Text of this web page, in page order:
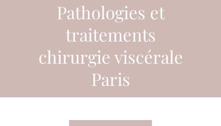
Pathologies et
traitements
chirurgie viscérale
Paris